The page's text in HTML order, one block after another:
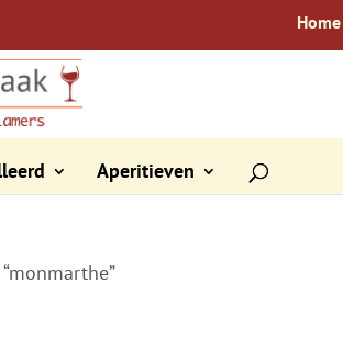
Home
Aperitieven